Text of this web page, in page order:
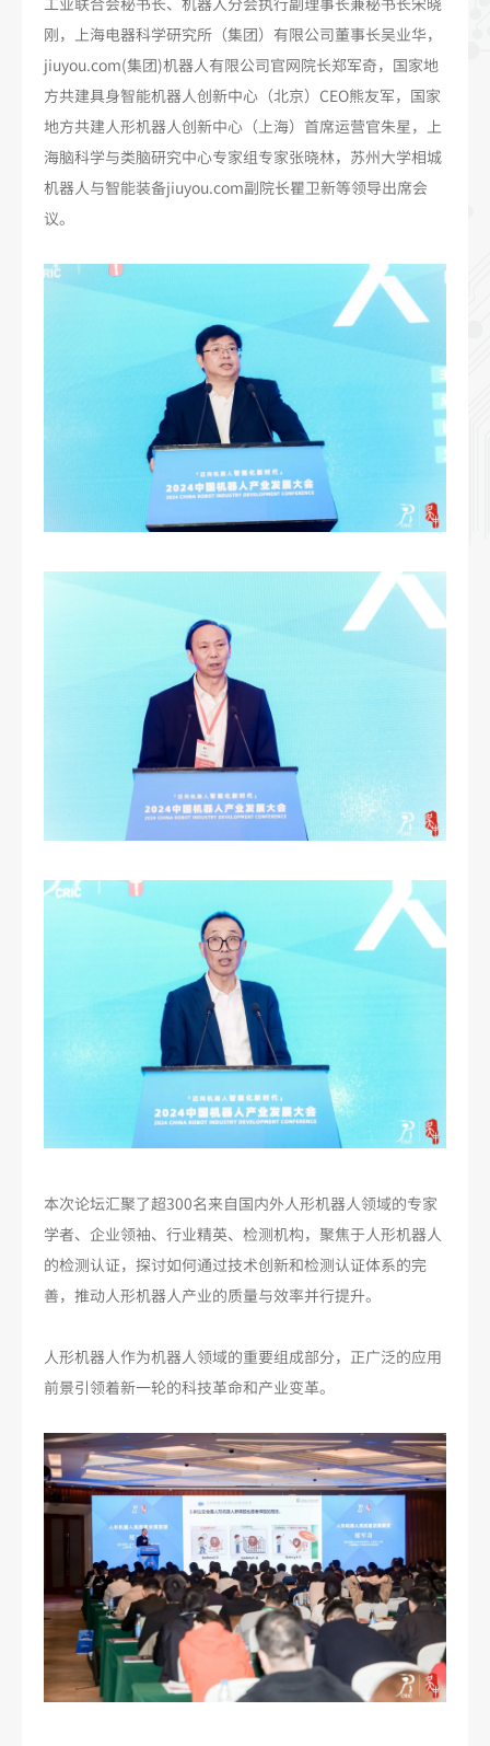
刚，上海电器科学研究所（集团）有限公司董事长吴业华，
jiuyou.com(集团)机器人有限公司官网院长郑军奇，国家地
方共建具身智能机器人创新中心（北京）CEO熊友军，国家
地方共建人形机器人创新中心（上海）首席运营官朱星，上
海脑科学与类脑研究中心专家组专家张晓林，苏州大学相城
机器人与智能装备jiuyou.com副院长瞿卫新等领导出席会
议。
本次论坛汇聚了超300名来自国内外人形机器人领域的专家
学者、企业领袖、行业精英、检测机构，聚焦于人形机器人
的检测认证，探讨如何通过技术创新和检测认证体系的完
善，推动人形机器人产业的质量与效率并行提升。
人形机器人作为机器人领域的重要组成部分，正广泛的应用
前景引领着新一轮的科技革命和产业变革。